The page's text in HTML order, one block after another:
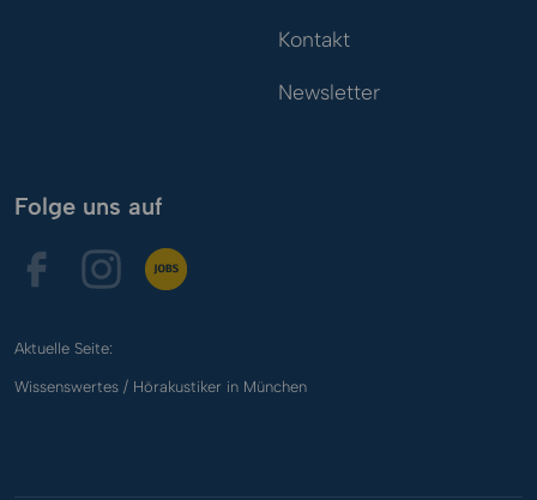
Kontakt
Newsletter
Folge uns auf
Aktuelle Seite:
Wissenswertes / Hörakustiker in München